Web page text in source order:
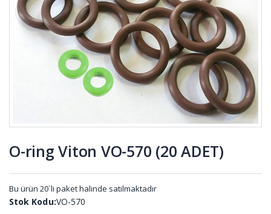
O-ring Viton VO-570 (20 ADET)
Bu ürün 20`li paket halinde satılmaktadır
Stok Kodu:VO-570
Membran
Lastikleri
MEL-001
296
TKR-001
Kare Dolu
Kauçuk
Profil DS-
001 (10
METRE)
Yuvarlak
Çubuk
Delrin DLR-
001
Lastiği